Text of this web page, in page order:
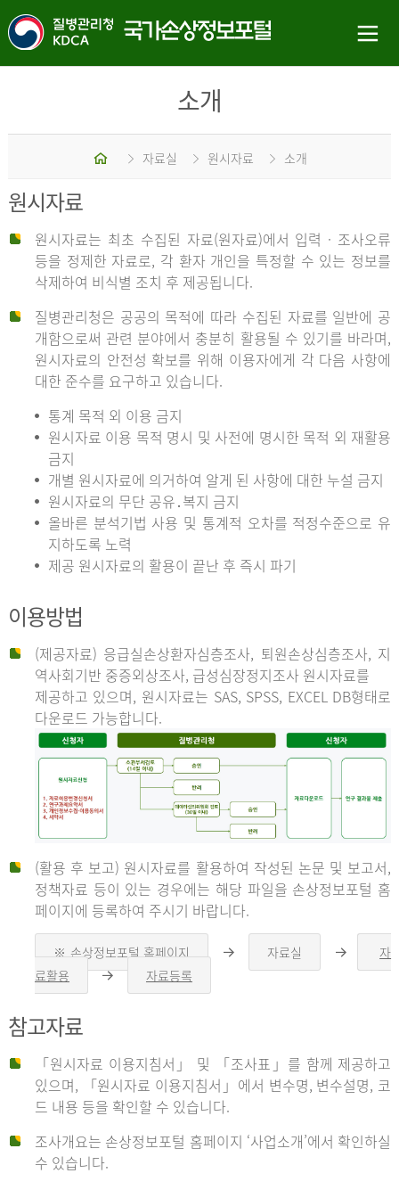
소개
홈 자료실 원시자료 소개
원시자료
원시자료는 최초 수집된 자료(원자료)에서 입력 · 조사오류
등을 정제한 자료로, 각 환자 개인을 특정할 수 있는 정보를
삭제하여 비식별 조치 후 제공됩니다.
질병관리청은 공공의 목적에 따라 수집된 자료를 일반에 공
개함으로써 관련 분야에서 충분히 활용될 수 있기를 바라며,
원시자료의 안전성 확보를 위해 이용자에게 각 다음 사항에
대한 준수를 요구하고 있습니다.
통계 목적 외 이용 금지
원시자료 이용 목적 명시 및 사전에 명시한 목적 외 재활용
금지
개별 원시자료에 의거하여 알게 된 사항에 대한 누설 금지
원시자료의 무단 공유․복지 금지
올바른 분석기법 사용 및 통계적 오차를 적정수준으로 유
지하도록 노력
제공 원시자료의 활용이 끝난 후 즉시 파기
이용방법
(제공자료) 응급실손상환자심층조사, 퇴원손상심층조사, 지
역사회기반 중증외상조사, 급성심장정지조사 원시자료를
제공하고 있으며, 원시자료는 SAS, SPSS, EXCEL DB형태로
다운로드 가능합니다.
신
청
자
신
청
자
는
1.
자
(활용 후 보고) 원시자료를 활용하여 작성된 논문 및 보고서,
정책자료 등이 있는 경우에는 해당 파일을 손상정보포털 홈
페이지에 등록하여 주시기 바랍니다.
※ 손상정보포털 홈페이지
른
자료실
른
자
료활용
른
자료등록
참고자료
「원시자료 이용지침서」 및 「조사표」를 함께 제공하고
있으며, 「원시자료 이용지침서」에서 변수명, 변수설명, 코
드 내용 등을 확인할 수 있습니다.
조사개요는 손상정보포털 홈페이지 ‘사업소개’에서 확인하실
수 있습니다.